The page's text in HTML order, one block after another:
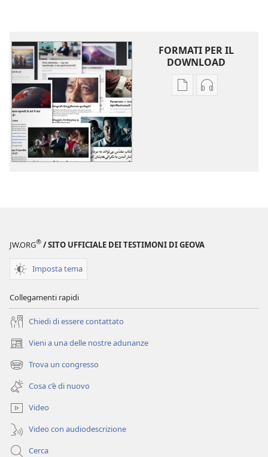
FORMATI PER IL
DOWNLOAD
OpzioniOpzioni
JW.ORG® / SITO UFFICIALE DEI TESTIMONI DI GEOVA
Imposta tema
Collegamenti rapidi
Chiedi di essere contattato
Vieni a una delle nostre adunanze
(apre
una
nuova
finestra)
Trova un congresso
(apre
una
nuova
finestra)
Cosa c’è di nuovo
Video
Video con audiodescrizione
Cerca